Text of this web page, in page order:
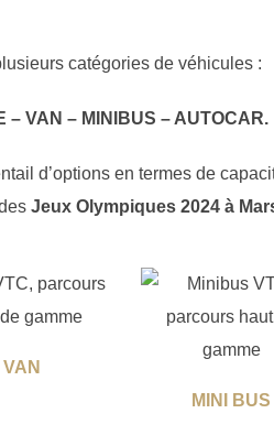
catégories de véhicules :
– VAN – MINIBUS – AUTOCAR.
d’options en termes de
Jeux Olympiques 2024 à
VAN
MINI BUS